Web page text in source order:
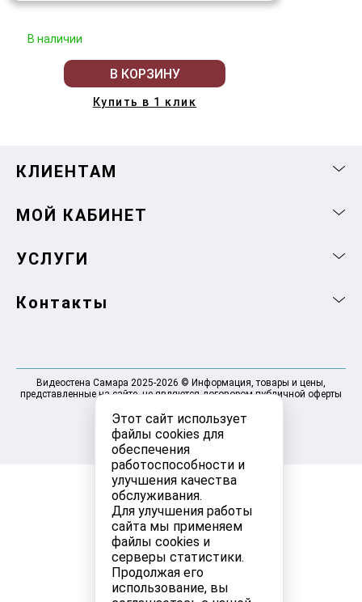
Этот сайт использует
файлы cookies для
обеспечения
работоспособности и
улучшения качества
обслуживания.
Для улучшения работы
сайта мы применяем
файлы cookies и
серверы статистики.
Продолжая его
использование, вы
В наличии
В КОРЗИНУ
Купить в 1 клик
КЛИЕНТАМ
МОЙ КАБИНЕТ
УСЛУГИ
Контакты
Видеостена Самара 2025-2026 © Информация, товары и цены,
представленные на сайте, не являются договором публичной оферты